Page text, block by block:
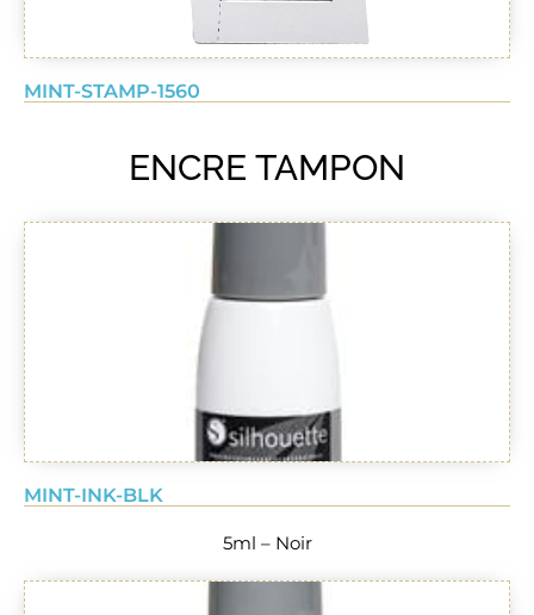
MINT-STAMP-1560
ENCRE TAMPON
MINT-INK-BLK
5ml – Noir